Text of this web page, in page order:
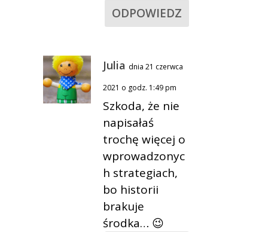
ODPOWIEDZ
Julia dnia 21 czerwca
2021 o godz. 1:49 pm
Szkoda, że nie
napisałaś
trochę więcej o
wprowadzonyc
h strategiach,
bo historii
brakuje
środka… 😉